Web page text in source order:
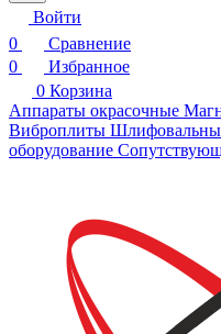
Войти
0
Сравнение
0
Избранное
0 Корзина
Аппараты окрасочные
Виброплиты
оборудование